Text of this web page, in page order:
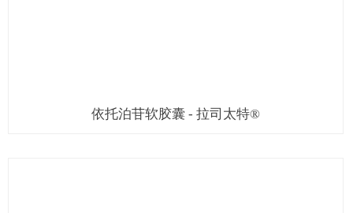
依托泊苷软胶囊 - 拉司太特®